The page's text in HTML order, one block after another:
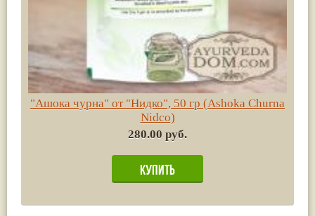
"Ашока чурна" от "Нидко", 50 гр (Ashoka Churna
Nidco)
280.00 руб.